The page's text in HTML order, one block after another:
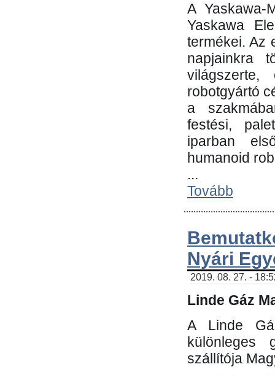
A Yaskawa-
Yaskawa
termékei. Az
napjainkra
robotgyártó
a
festési,
iparban
humanoid
...
Tovább
Nyári
2019. 08. 27. -
Linde Gáz
A Linde
különleges
szállítója